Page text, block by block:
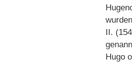
II.
Hugo